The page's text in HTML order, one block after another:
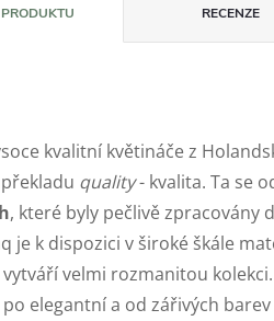
RECENZE
kvalitní květináče z
quality- kvalita. Ta se
, které byly pečlivě zpracovány
je k dispozici v široké škále
velmi rozmanitou
elegantní a od zářivých